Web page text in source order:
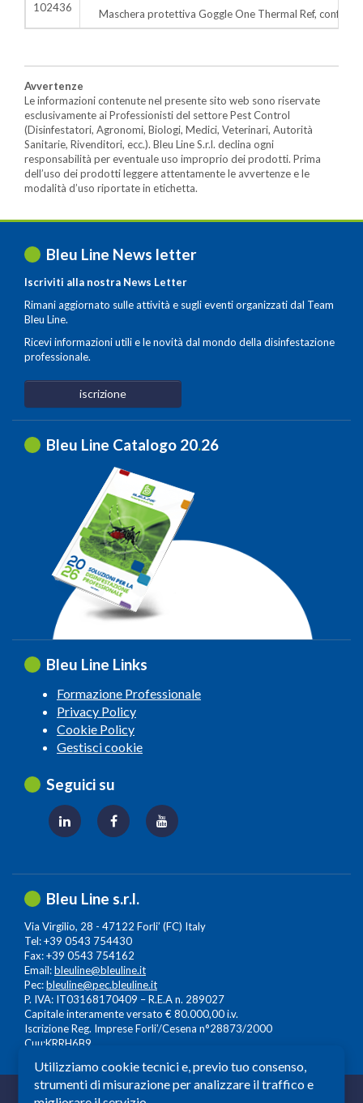
102436 Maschera protettiva Goggle One Thermal Ref,
Avvertenze
Le informazioni contenute nel presente sito web sono riservate
esclusivamente ai Professionisti del settore Pest Control
(Disinfestatori, Agronomi, Biologi, Medici, Veterinari, Autorità
Sanitarie, Rivenditori, ecc.). Bleu Line S.r.l. declina ogni
responsabilità per eventuale uso improprio dei prodotti. Prima
dell’uso dei prodotti leggere attentamente le avvertenze e le
modalità d’uso riportate in etichetta.
Bleu Line News letter
Iscriviti alla nostra News Letter
Rimani aggiornato sulle attività e sugli eventi organizzati dal Team
Bleu Line.
Ricevi informazioni utili e le novità dal mondo della disinfestazione
professionale.
iscrizione
Bleu Line Catalogo 20.26
Bleu Line Links
Formazione Professionale
Privacy Policy
Cookie Policy
Gestisci cookie
Seguici su
Bleu Line s.r.l.
Via Virgilio, 28 - 47122 Forli’ (FC) Italy
Tel: +39 0543 754430
Fax: +39 0543 754162
Email:bleuline@bleuline.it
Pec:bleuline@pec.bleuline.it
P. IVA: IT03168170409 – R.E.A n. 289027
Capitale interamente versato € 80.000,00 i.v.
Iscrizione Reg. Imprese Forli’/Cesena n°28873/2000
Cuu:KRRH6B9
© 2026 Copyright: Bleuline s.r.l. - All Rights Reserved
Utilizziamo cookie tecnici e, previo tuo consenso,
strumenti di misurazione per analizzare il traffico e